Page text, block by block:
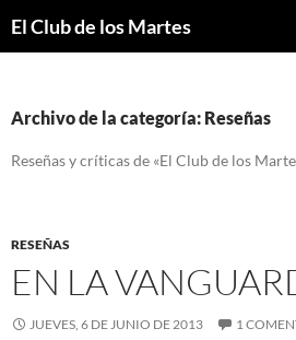
El Club de los Martes
Archivo de la categoría: Reseñas
Reseñas y críticas de «El Club de los
RESEÑAS
EN LA
JUEVES, 6 DE JUNIO DE 2013 1